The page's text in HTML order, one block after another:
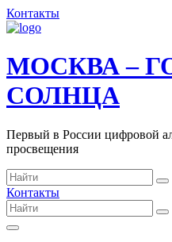
Контакты
МОСКВА –
СОЛНЦА
Первый в России цифровой
просвещения
Контакты